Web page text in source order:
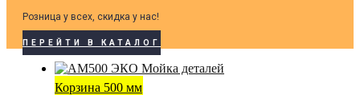
Розница у всех, скидка у нас!
ПЕРЕЙТИ В КАТАЛОГ
Корзина 500 мм